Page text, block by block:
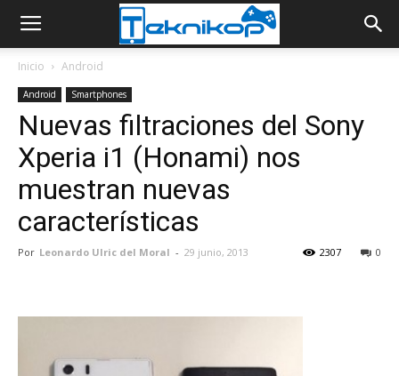
Inicio Android
Android Smartphones
Nuevas filtraciones del Sony
Xperia i1 (Honami) nos
muestran nuevas
características
Por Leonardo Ulric del Moral - 29 junio, 2013 0
2307